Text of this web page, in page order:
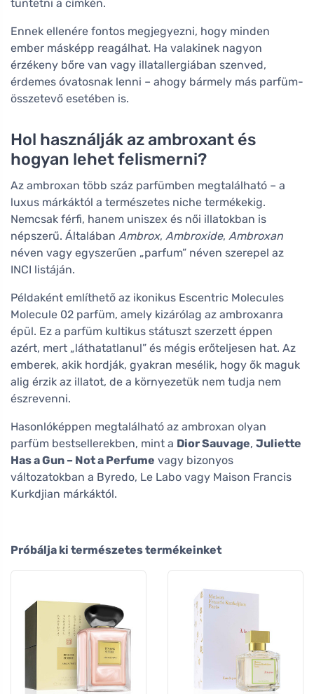
tüntetni a címkén.
Ennek ellenére fontos megjegyezni, hogy minden
ember másképp reagálhat. Ha valakinek nagyon
érzékeny bőre van vagy illatallergiában szenved,
érdemes óvatosnak lenni – ahogy bármely más parfüm-
összetevő esetében is.
Hol használják az ambroxant és
hogyan lehet felismerni?
Az ambroxan több száz parfümben megtalálható – a
luxus márkáktól a természetes niche termékekig.
Nemcsak férfi, hanem uniszex és női illatokban is
népszerű. Általában Ambrox, Ambroxide, Ambroxan
néven vagy egyszerűen „parfum” néven szerepel az
INCI listáján.
Példaként említhető az ikonikus Escentric Molecules
Molecule 02 parfüm, amely kizárólag az ambroxanra
épül. Ez a parfüm kultikus státuszt szerzett éppen
azért, mert „láthatatlanul” és mégis erőteljesen hat. Az
emberek, akik hordják, gyakran mesélik, hogy ők maguk
alig érzik az illatot, de a környezetük nem tudja nem
észrevenni.
Hasonlóképpen megtalálható az ambroxan olyan
parfüm bestsellerekben, mint a Dior Sauvage, Juliette
Has a Gun – Not a Perfume vagy bizonyos
változatokban a Byredo, Le Labo vagy Maison Francis
Kurkdjian márkáktól.
Próbálja ki természetes termékeinket